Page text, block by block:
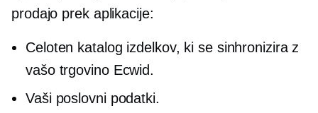
prodajo prek aplikacije:
Celoten katalog izdelkov, ki se sinhronizira z
vašo trgovino Ecwid.
Vaši poslovni podatki.